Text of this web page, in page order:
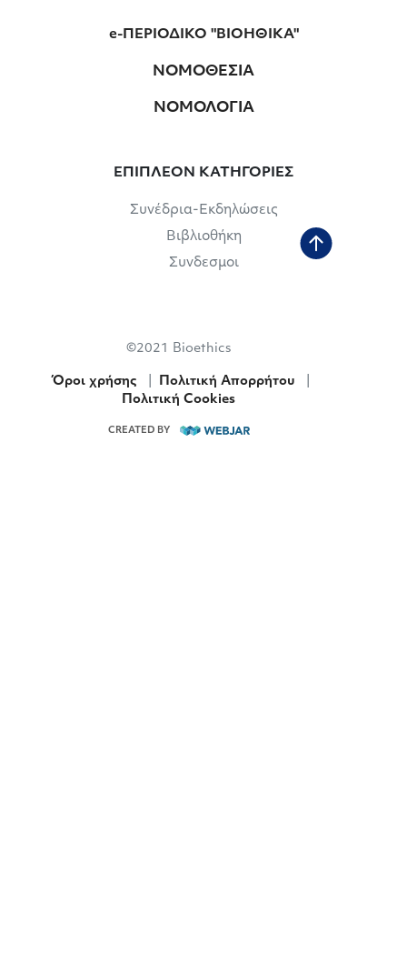
e-ΠΕΡΙΟΔΙΚΟ "ΒΙΟΗΘΙΚΑ"
ΝΟΜΟΘΕΣΙΑ
ΝΟΜΟΛΟΓΙΑ
ΕΠΙΠΛΕΟΝ ΚΑΤΗΓΟΡΙΕΣ
Συνέδρια-Εκδηλώσεις
Βιβλιοθήκη
Συνδεσμοι
©2021 Bioethics
Όροι χρήσης Πολιτική Απορρήτου
Πολιτική Cookies
CREATED BY